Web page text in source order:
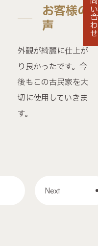
お問
お客様の
声
外観が綺麗に仕上が
り良かったです。今
後もこの古民家を大
切に使用していきま
す。
Next